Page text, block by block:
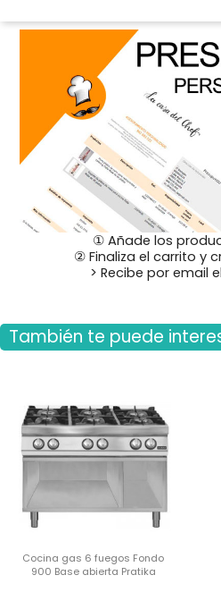
① Añade los
② Finaliza el carrito y
> Recibe por email
También te puede
Cocina gas 6 fuegos Fondo
900 Base abierta Pratika